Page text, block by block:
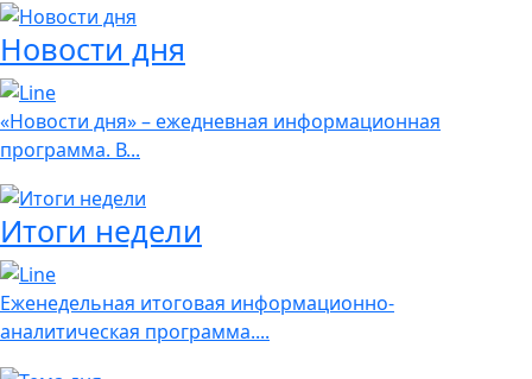
Новости дня
«Новости дня» – ежедневная информационная
программа. В...
Итоги недели
Еженедельная итоговая информационно-
аналитическая программа....